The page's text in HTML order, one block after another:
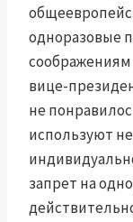
одноразовые
соображениям
вице-
не
используют
запрет на